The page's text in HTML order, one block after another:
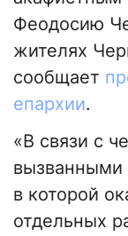
Феодосию
жителях
сообщает
епархии.
«В связи с
вызванными
в которой
отдельных